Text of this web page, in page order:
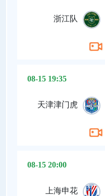
浙江队
08-15 19:35
天津津门虎
08-15 20:00
上海申花